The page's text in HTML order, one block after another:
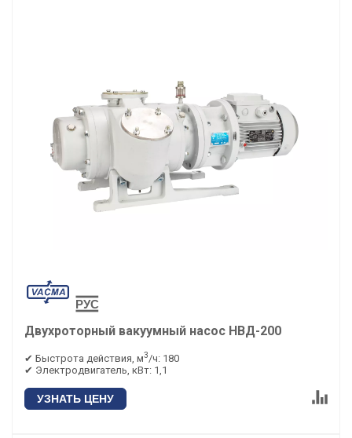
Двухроторный вакуумный насос НВД-200
✔ Быстрота действия, м3/ч: 180
✔ Электродвигатель, кВт: 1,1
УЗНАТЬ ЦЕНУ